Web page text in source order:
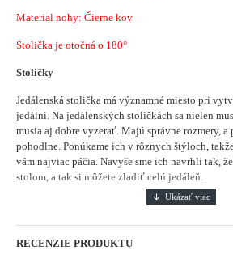
Material nohy: Čierne kov
Stolička je otočná o 180°
Stoličky
Jedálenská stolička má významné miesto pri
jedálni. Na jedálenských stoličkách sa nielen
musia aj dobre vyzerať. Majú správne rozmery,
pohodlne. Ponúkame ich v rôznych štýloch,
vám najviac páčia. Navyše sme ich navrhli tak,
stolom, a tak si môžete zladiť celú jedáleň.
RECENZIE PRODUKTU